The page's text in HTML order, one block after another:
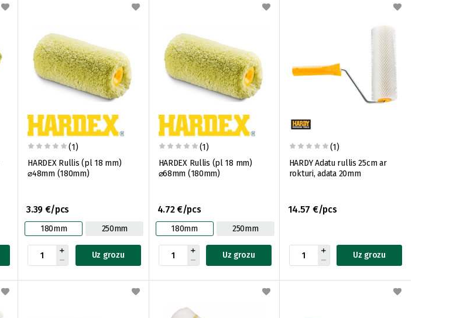
(1)
HARDEX Rullis (pl 18 mm)
⌀48mm (180mm)
3.39 €/pcs
180mm 250mm
Uz grozu
(1)
HARDEX Rullis (pl 18 mm)
⌀68mm (180mm)
4.72 €/pcs
180mm 250mm
Uz grozu
(1)
HARDY Adatu rullis 25cm ar
rokturi, adata 20mm
14.57 €/pcs
Uz grozu